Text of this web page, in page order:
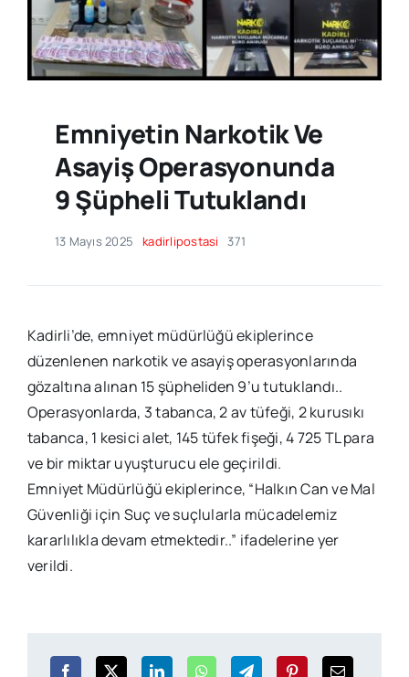
Emniyetin Narkotik Ve
Asayiş Operasyonunda
9 Şüpheli Tutuklandı
13 Mayıs 2025 kadirlipostasi 371
Kadirli’de, emniyet müdürlüğü ekiplerince
düzenlenen narkotik ve asayiş operasyonlarında
gözaltına alınan 15 şüpheliden 9’u tutuklandı..
Operasyonlarda, 3 tabanca, 2 av tüfeği, 2 kurusıkı
tabanca, 1 kesici alet, 145 tüfek fişeği, 4 725 TL para
ve bir miktar uyuşturucu ele geçirildi.
Emniyet Müdürlüğü ekiplerince, “Halkın Can ve Mal
Güvenliği için Suç ve suçlularla mücadelemiz
kararlılıkla devam etmektedir..” ifadelerine yer
verildi.